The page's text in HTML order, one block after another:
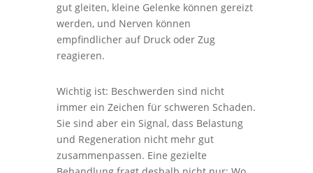
gut gleiten, kleine Gelenke können gereizt
werden, und Nerven können
empfindlicher auf Druck oder Zug
reagieren.
Wichtig ist: Beschwerden sind nicht
immer ein Zeichen für schweren Schaden.
Sie sind aber ein Signal, dass Belastung
und Regeneration nicht mehr gut
zusammenpassen. Eine gezielte